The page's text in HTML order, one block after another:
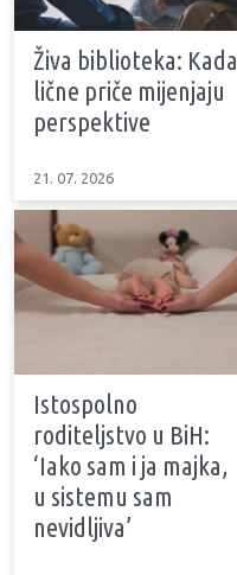
Živa biblioteka: Kada
lične priče mijenjaju
perspektive
21. 07. 2026
Istospolno
roditeljstvo u BiH:
‘Iako sam i ja majka,
u sistemu sam
nevidljiva’